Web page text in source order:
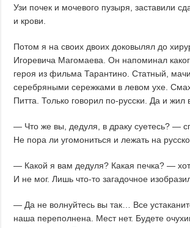
Узи почек и мочевого пузыря, заставили
и крови.
Потом я на своих двоих доковылял до
Игоревича Магомаева. Он напоминал
героя из фильма Тарантино. Статный,
серебряными сережками в левом ухе.
Питта. Только говорил по-русски. Да и жил
— Что же вы, дедуля, в драку суетесь? —
Не пора ли угомониться и лежать на
— Какой я вам дедуля? Какая печка? —
И не мог. Лишь что-то загадочное
— Да не волнуйтесь вы так… Все
наша переполнена. Мест нет. Будете